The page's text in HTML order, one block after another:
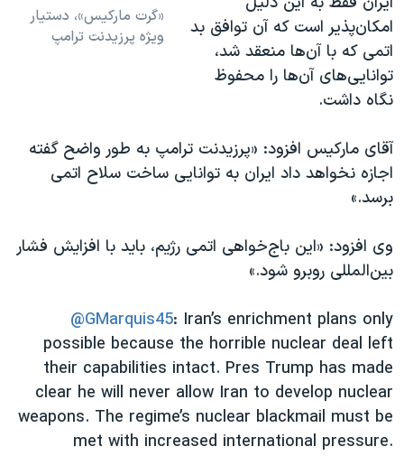
​«گرت مارکیس»، دستیار
ویژه پرزیدنت ترامپ
امکان‌پذیر است که آن توافق بد
اتمی که با آن‌ها منعقد شد،
توانایی‌های آن‌ها را محفوظ
نگاه داشت.
آقای مارکیس افزود: «پرزیدنت ترامپ به طور واضح گفته
اجازه نخواهد داد ایران به توانایی ساخت سلاح اتمی
برسد.»
وی افزود:‌ «این باج‌خواهی اتمی رژیم، باید با افزایش فشار
بین‌المللی روبرو شود.»
@GMarquis45: Iran’s enrichment plans only
possible because the horrible nuclear deal left
their capabilities intact. Pres Trump has made
clear he will never allow Iran to develop nuclear
weapons. The regime’s nuclear blackmail must be
met with increased international pressure.